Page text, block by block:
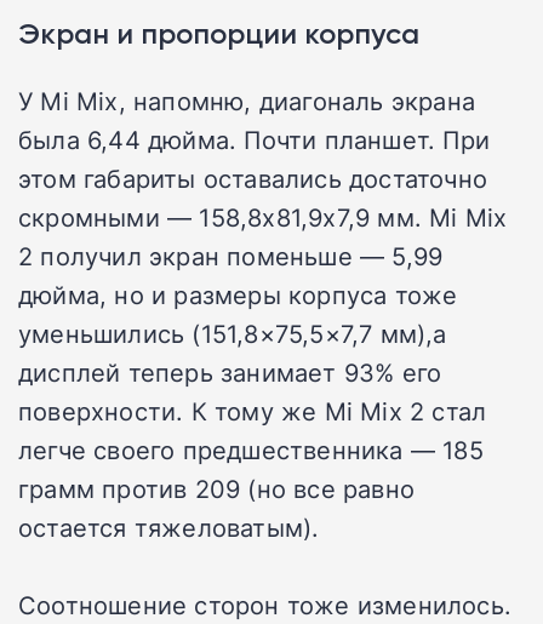
Экран и пропорции корпуса
У Mi Mix, напомню, диагональ экрана
была 6,44 дюйма. Почти планшет. При
этом габариты оставались достаточно
скромными — 158,8х81,9х7,9 мм. Mi Mix
2 получил экран поменьше — 5,99
дюйма, но и размеры корпуса тоже
уменьшились (151,8×75,5×7,7 мм),а
дисплей теперь занимает 93% его
поверхности. К тому же Mi Mix 2 стал
легче своего предшественника — 185
грамм против 209 (но все равно
остается тяжеловатым).
Соотношение сторон тоже изменилось.